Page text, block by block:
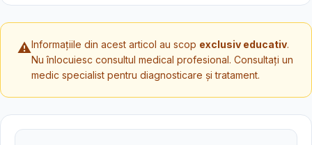
⚠️Informațiile din acest articol au scop exclusiv educativ.
Nu înlocuiesc consultul medical profesional. Consultați un
medic specialist pentru diagnosticare și tratament.